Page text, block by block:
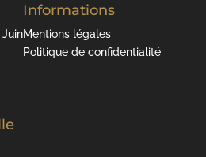
Informations
Mentions légales
Politique de confidentialité